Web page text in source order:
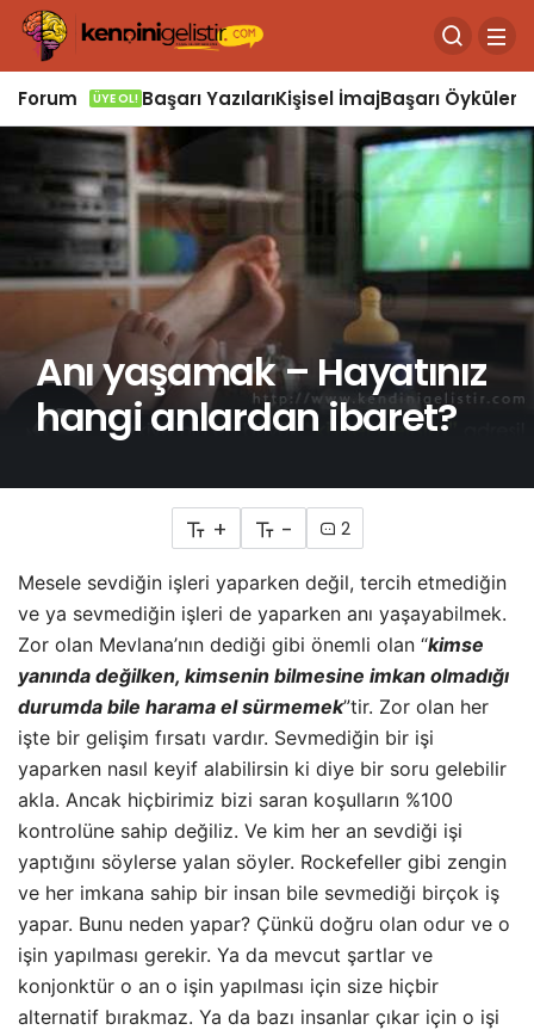
Forum ÜYE OL! Başarı YazılarıKişisel İmajBaşarı Öyküleri
Anı yaşamak – Hayatınız
hangi anlardan ibaret?
+ - 2
Mesele sevdiğin işleri yaparken değil, tercih etmediğin
ve ya sevmediğin işleri de yaparken anı yaşayabilmek.
Zor olan Mevlana’nın dediği gibi önemli olan “kimse
yanında değilken, kimsenin bilmesine imkan olmadığı
durumda bile harama el sürmemek”tir. Zor olan her
işte bir gelişim fırsatı vardır. Sevmediğin bir işi
yaparken nasıl keyif alabilirsin ki diye bir soru gelebilir
akla. Ancak hiçbirimiz bizi saran koşulların %100
kontrolüne sahip değiliz. Ve kim her an sevdiği işi
yaptığını söylerse yalan söyler. Rockefeller gibi zengin
ve her imkana sahip bir insan bile sevmediği birçok iş
yapar. Bunu neden yapar? Çünkü doğru olan odur ve o
işin yapılması gerekir. Ya da mevcut şartlar ve
konjonktür o an o işin yapılması için size hiçbir
alternatif bırakmaz. Ya da bazı insanlar çıkar için o işi